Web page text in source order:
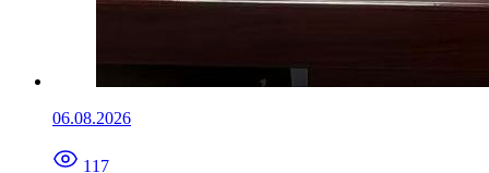
06.08.2026
117